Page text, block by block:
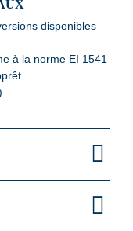
disponibles
à la norme EI 1541